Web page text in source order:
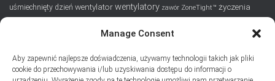
Manage Consent
Aby zapewnić najlepsze doświadczenia, używamy technologii takich jak pliki
cookie do przechowywania i/lub uzyskiwania dostępu do informacji o
uśmiechnięty dzień wentylatorwentylatory zawór ZoneTight™ życzenia
Dodaj swój adres e-mail, jeśli chciał(a)byś otrzymywać informacje